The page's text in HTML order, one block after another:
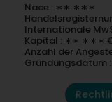
Nace : ∗∗.∗∗∗
Internationale
Kapital : ∗∗ ∗∗∗
Anzahl der